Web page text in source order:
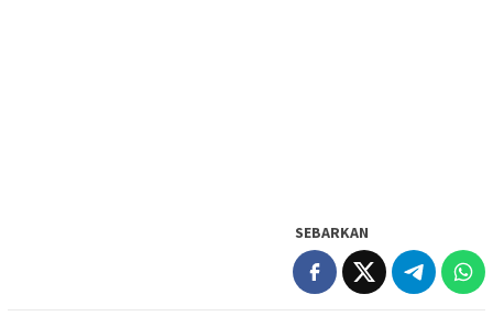
SEBARKAN